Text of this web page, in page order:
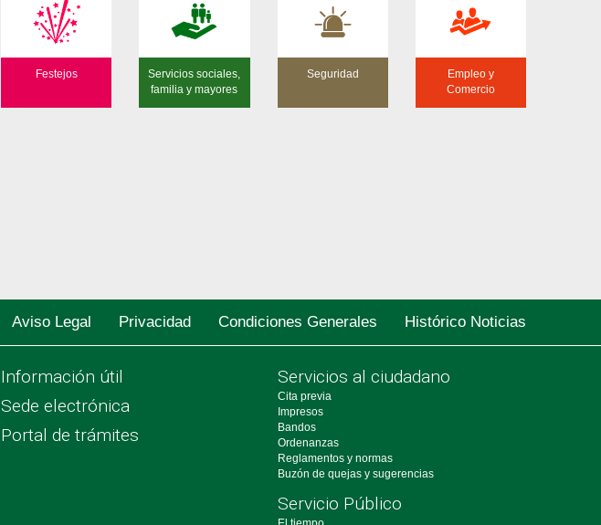
Festejos
Servicios sociales,
familia y mayores
Seguridad
Empleo y
Comercio
Aviso Legal Privacidad Condiciones Generales Histórico Noticias
Información útil
Sede electrónica
Portal de trámites
Servicios al ciudadano
Cita previa
Impresos
Bandos
Ordenanzas
Reglamentos y normas
Buzón de quejas y sugerencias
Servicio Público